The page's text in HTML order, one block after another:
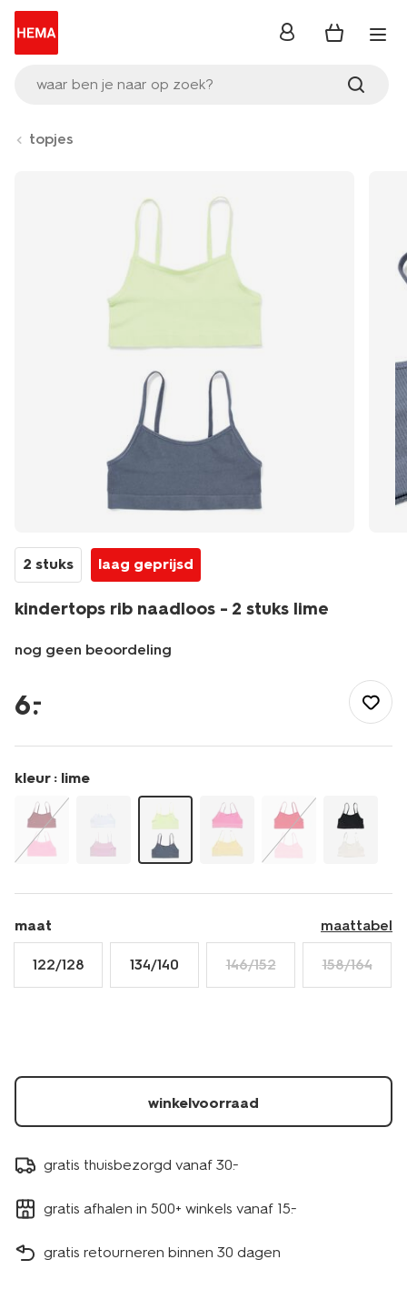
waar ben je naar op zoek?
inloggen
topjes
2 stuks laag geprijsd
kindertops rib naadloos - 2 stuks lime
nog geen beoordeling
ondergoed/hemden/kindertops-
rib-
-
-2-
stuks-
lime-
19307370LIME.html
6.
–
kleur : lime
maat maattabel
122/128 134/140 146/152 158/164
winkelvoorraad
gratis thuisbezorgd vanaf 30.-
gratis afhalen in 500+ winkels vanaf 15.-
gratis retourneren binnen 30 dagen